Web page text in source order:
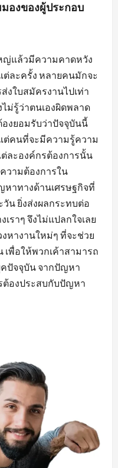
องของผู้ประกอบ
ญ่แล้วมีความคาดหวัง
ละครั้ง หลายคนมักจะ
งใบสมัครงานไปเท่า
ม่รู้ว่าตนเองผิดพลาด
องยอมรับว่าปัจจุบันนี้
คนที่จะมีความรู้ความ
ละองค์กรต้องการนั้น
วามต้องการใน
หาทางด้านเศรษฐกิจที่
น ยิ่งส่งผลกระทบต่อ
ราๆ จึงไม่แปลกใจเลย
หางานใหม่ๆ ที่จะช่วย
เพื่อให้พวกเค้าสามารถ
ปัจจุบัน จากปัญหา
ต้องประสบกับปัญหา